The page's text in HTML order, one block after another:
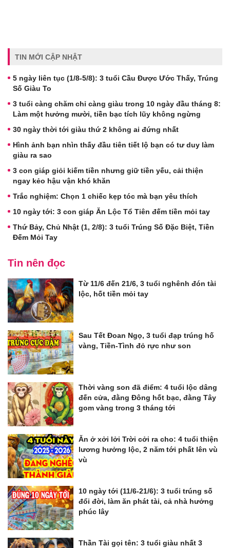
TIN MỚI CẬP NHẬT
5 ngày liên tục (1/8-5/8): 3 tuổi Cầu Được Ước Thấy, Trúng
Số Giàu To
3 tuổi càng chăm chỉ càng giàu trong 10 ngày đầu tháng 8:
Làm một hưởng mười, tiền bạc tích lũy không ngừng
30 ngày thời tới giàu thứ 2 không ai đứng nhất
Hình ảnh bạn nhìn thấy đầu tiên tiết lộ bạn có tư duy làm
giàu ra sao
3 con giáp giỏi kiếm tiền nhưng giữ tiền yếu, cải thiện
ngay kẻo hậu vận khó khăn
Trắc nghiệm: Chọn 1 chiếc kẹp tóc mà bạn yêu thích
10 ngày tới: 3 con giáp Ăn Lộc Tổ Tiên đếm tiền mỏi tay
Thứ Bảy, Chủ Nhật (1, 2/8): 3 tuổi Trúng Số Đặc Biệt, Tiền
Đếm Mỏi Tay
Tin nên đọc
Từ 11/6 đến 21/6, 3 tuổi nghênh đón tài
lộc, hốt tiền mỏi tay
Sau Tết Đoan Ngọ, 3 tuổi đạp trúng hố
vàng, Tiền-Tình đỏ rực như son
Thời vàng son đã điểm: 4 tuổi lộc dâng
đến cửa, đằng Đông hốt bạc, đằng Tây
gom vàng trong 3 tháng tới
Ăn ở xởi lởi Trời cởi ra cho: 4 tuổi thiện
lương hưởng lộc, 2 năm tới phất lên vù
vù
10 ngày tới (11/6-21/6): 3 tuổi trúng số
đổi đời, làm ăn phát tài, cả nhà hưởng
phúc lây
Thần Tài gọi tên: 3 tuổi giàu nhất 3